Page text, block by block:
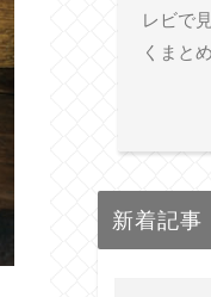
レビで
くまと
新着記事